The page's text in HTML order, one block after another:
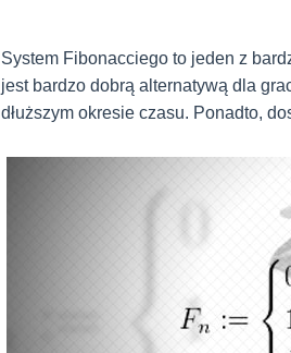
System Fibonacciego to jeden z
jest bardzo dobrą alternatywą dla
dłuższym okresie czasu. Ponadto,